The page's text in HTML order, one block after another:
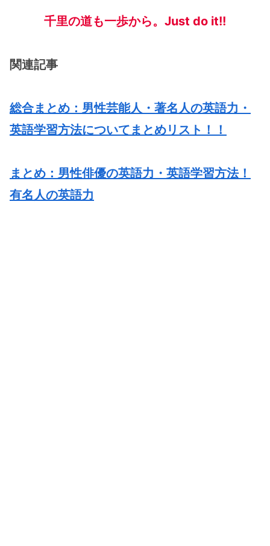
千里の道も一歩から。Just do it!!
関連記事
総合まとめ：男性芸能人・著名人の英語力・
英語学習方法についてまとめリスト！！
まとめ：男性俳優の英語力・英語学習方法！
有名人の英語力